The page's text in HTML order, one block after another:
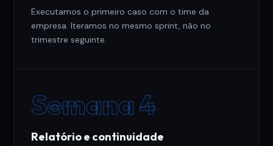
Executamos o primeiro caso com o time da
empresa. Iteramos no mesmo sprint, não no
trimestre seguinte.
Semana 4
Relatório e continuidade